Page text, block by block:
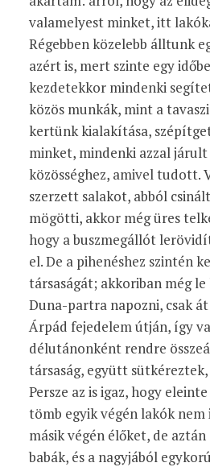
valamelyest minket, itt
Régebben közelebb álltunk
azért is, mert szinte egy
kezdetekkor mindenki
közös munkák, mint a
kertünk kialakítása,
minket, mindenki azzal járult
közösséghez, amivel tudott.
szerzett salakot, abból
mögötti, akkor még üres
hogy a buszmegállót
el. De a pihenéshez szintén
társaságát; akkoriban még
Duna-partra napozni, csak
Árpád fejedelem útján, így
délutánonként rendre
társaság, együtt
Persze az is igaz, hogy
tömb egyik végén lakók nem
másik végén élőket, de
babák, és a nagyjából